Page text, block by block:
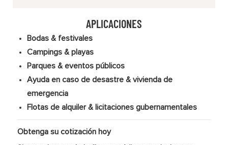
APLICACIONES
Bodas & festivales
Campings & playas
Parques & eventos públicos
Ayuda en caso de desastre & vivienda de
emergencia
Flotas de alquiler & licitaciones gubernamentales
Obtenga su cotización hoy